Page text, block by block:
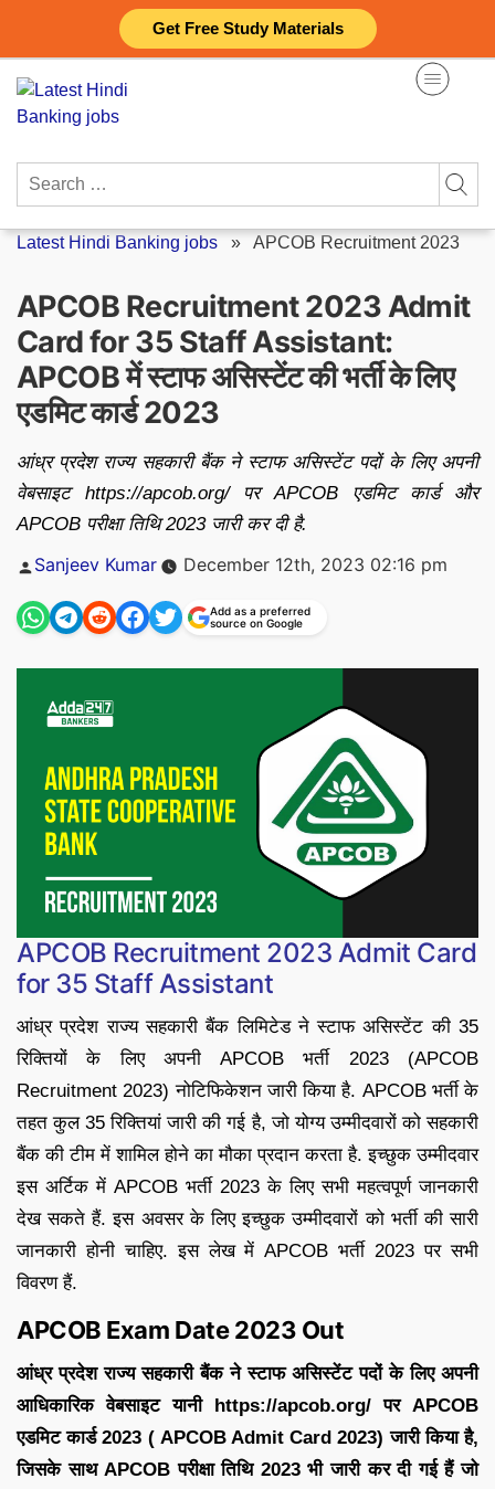
Get Free Study Materials
content
Search
Latest Hindi Banking jobs » APCOB Recruitment 2023
APCOB Recruitment 2023 Admit
Card for 35 Staff Assistant:
APCOB में स्टाफ असिस्टेंट की भर्ती के लिए
एडमिट कार्ड 2023
आंध्र प्रदेश राज्य सहकारी बैंक ने स्टाफ असिस्टेंट पदों के लिए अपनी
वेबसाइट https://apcob.org/ पर APCOB एडमिट कार्ड और
APCOB परीक्षा तिथि 2023 जारी कर दी है.
Posted
Sanjeev Kumar December 12th, 2023 02:16 pm
Add as a preferred
source on Google
APCOB Recruitment 2023 Admit Card
for 35 Staff Assistant
आंध्र प्रदेश राज्य सहकारी बैंक लिमिटेड ने स्टाफ असिस्टेंट की 35
रिक्तियों के लिए अपनी APCOB भर्ती 2023 (APCOB
Recruitment 2023) नोटिफिकेशन जारी किया है. APCOB भर्ती के
तहत कुल 35 रिक्तियां जारी की गई है, जो योग्य उम्मीदवारों को सहकारी
बैंक की टीम में शामिल होने का मौका प्रदान करता है. इच्छुक उम्मीदवार
इस अर्टिक में APCOB भर्ती 2023 के लिए सभी महत्वपूर्ण जानकारी
देख सकते हैं. इस अवसर के लिए इच्छुक उम्मीदवारों को भर्ती की सारी
जानकारी होनी चाहिए. इस लेख में APCOB भर्ती 2023 पर सभी
विवरण हैं.
APCOB Exam Date 2023 Out
आंध्र प्रदेश राज्य सहकारी बैंक ने स्टाफ असिस्टेंट पदों के लिए अपनी
आधिकारिक वेबसाइट यानी https://apcob.org/ पर APCOB
एडमिट कार्ड 2023 ( APCOB Admit Card 2023) जारी किया है,
जिसके साथ APCOB परीक्षा तिथि 2023 भी जारी कर दी गई हैं जो